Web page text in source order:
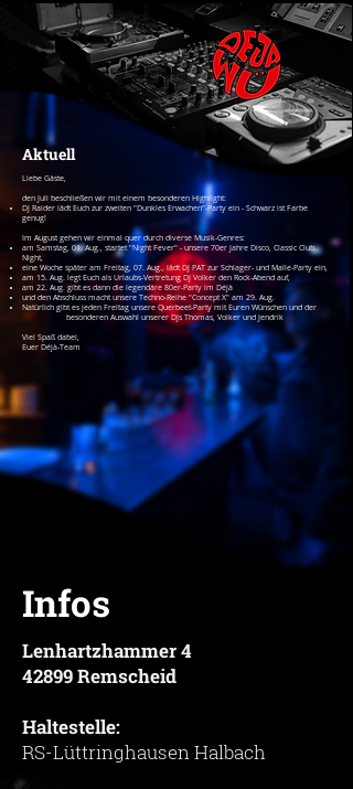
​Liebe Gäste,
den Juli beschließen wir mit einem besonderen Highlight:
DJ Raider lädt Euch zur zweiten "Dunkles Erwachen"-Party ein - Schwarz ist Farbe
genug!
Im August gehen wir einmal quer durch diverse Musik-Genres:
am Samstag, 01. Aug., startet "Night Fever" - unsere 70er Jahre Disco, Classic Club
Night,
eine Woche später am Freitag, 07. Aug., lädt DJ PAT zur Schlager- und Malle-Party ein,
am 15. Aug. legt Euch als Urlaubs-Vertretung DJ Volker den Rock-Abend auf,
am 22. Aug. gibt es dann die legendäre 80er-Party im Déjà
und den Abschluss macht unsere Techno-Reihe "Concept X" am 29. Aug.
Natürlich gibt es jeden Freitag unsere Querbeet-Party mit Euren Wünschen und der
besonderen Auswahl unserer DJs Thomas, Volker und Jendrik
Viel Spaß dabei,
Euer Déjà-Team​
Aktuell
Lenhartzhammer 4
42899 Remscheid
Haltestelle:
RS-Lüttringhausen Halbach
Infos